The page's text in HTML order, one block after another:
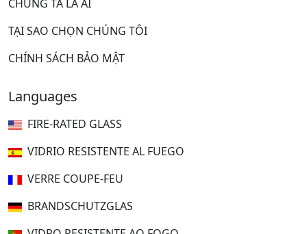
CHÚNG TA LÀ AI
TẠI SAO CHỌN CHÚNG TÔI
CHÍNH SÁCH BẢO MẬT
Languages
FIRE-RATED GLASS
VIDRIO RESISTENTE AL FUEGO
VERRE COUPE-FEU
BRANDSCHUTZGLAS